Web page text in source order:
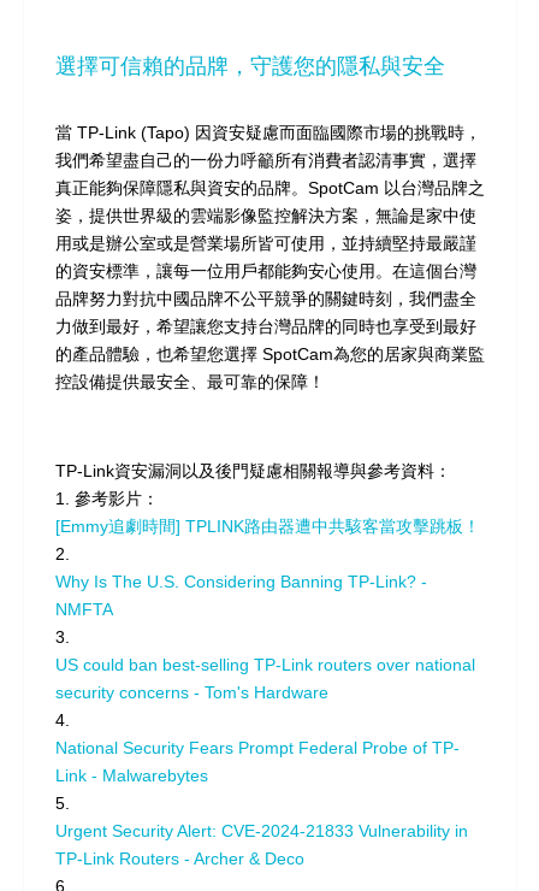
選擇可信賴的品牌，守護您的隱私與安全
當 TP-Link (Tapo) 因資安疑慮而面臨國際市場的挑戰時，
我們希望盡自己的一份力呼籲所有消費者認清事實，選擇
真正能夠保障隱私與資安的品牌。SpotCam 以台灣品牌之
姿，提供世界級的雲端影像監控解決方案，無論是家中使
用或是辦公室或是營業場所皆可使用，並持續堅持最嚴謹
的資安標準，讓每一位用戶都能夠安心使用。在這個台灣
品牌努力對抗中國品牌不公平競爭的關鍵時刻，我們盡全
力做到最好，希望讓您支持台灣品牌的同時也享受到最好
的產品體驗，也希望您選擇 SpotCam為您的居家與商業監
控設備提供最安全、最可靠的保障！
TP-Link資安漏洞以及後門疑慮相關報導與參考資料：
1. 參考影片：
[Emmy追劇時間] TPLINK路由器遭中共駭客當攻擊跳板！
2.
Why Is The U.S. Considering Banning TP-Link? -
NMFTA
3.
US could ban best-selling TP-Link routers over national
security concerns - Tom's Hardware
4.
National Security Fears Prompt Federal Probe of TP-
Link - Malwarebytes
5.
Urgent Security Alert: CVE-2024-21833 Vulnerability in
TP-Link Routers - Archer & Deco
6.